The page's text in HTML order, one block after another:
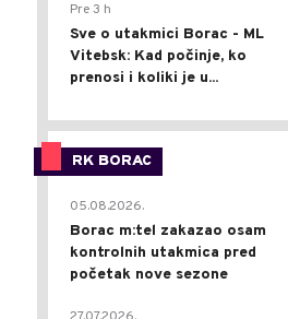
Pre 3 h
Sve o utakmici Borac - ML
Vitebsk: Kad počinje, ko
prenosi i koliki je u...
RK BORAC
05.08.2026.
Borac m:tel zakazao osam
kontrolnih utakmica pred
početak nove sezone